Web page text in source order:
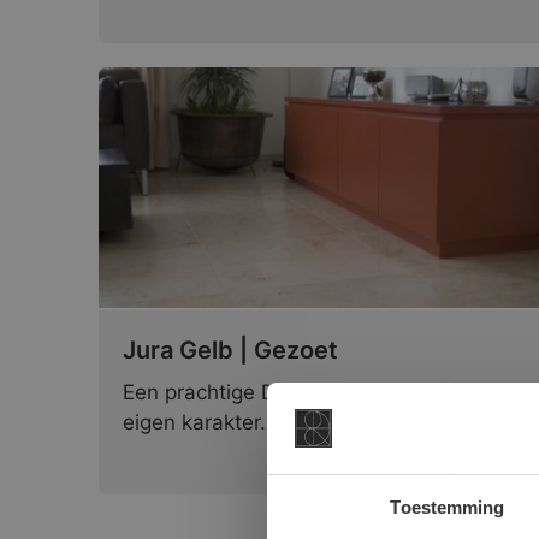
Toestemming
Jura Gelb | Gezoet
Een prachtige Duitse marmer met een
eigen karakter.